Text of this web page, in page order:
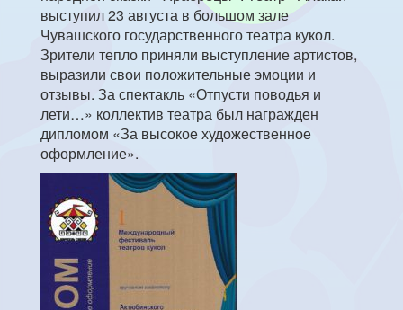
выступил 23 августа в большом зале
Чувашского государственного театра кукол.
Зрители тепло приняли выступление артистов,
выразили свои положительные эмоции и
отзывы. За спектакль «Отпусти поводья и
лети…» коллектив театра был награжден
дипломом «За высокое художественное
оформление».